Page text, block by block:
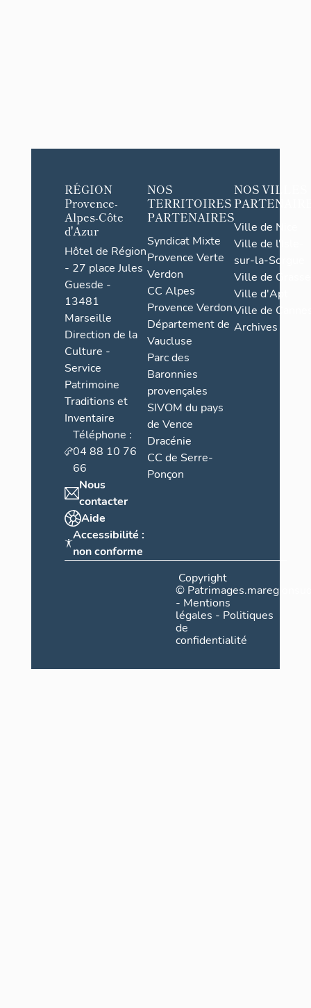
RÉGION
Provence-
Alpes-Côte
d'Azur
Hôtel de Région
- 27 place Jules
Guesde -
13481
Marseille
Direction de la
Culture -
Service
Patrimoine
Traditions et
Inventaire
Téléphone :
04 88 10 76
66
Nous
contacter
Aide
Accessibilité :
non conforme
NOS
TERRITOIRES
PARTENAIRES
Syndicat Mixte
Provence Verte
Verdon
CC Alpes
Provence Verdon
Département de
Vaucluse
Parc des
Baronnies
provençales
SIVOM du pays
de Vence
Dracénie
CC de Serre-
Ponçon
NOS VILLES
Ville de Nice
Ville de l'Isle-
sur-la-Sorgue
Ville de Grasse
Ville d'Apt
Ville de
Archives
Copyright
©
- Mentions
légales - Politiques
de
confidentialité